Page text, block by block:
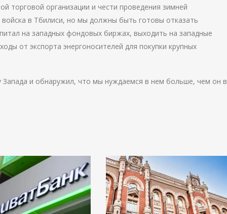
торговой организации и чести проведения зимней
в Тбилиси, но мы должны быть готовы отказать
на западных фондовых биржах, выходить на западные
от экспорта энергоносителей для покупки крупных
Запада и обнаружил, что мы нуждаемся в нем больше, чем он в